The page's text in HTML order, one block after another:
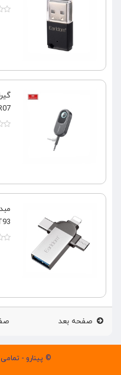
صفحه بعد
© پینارو -